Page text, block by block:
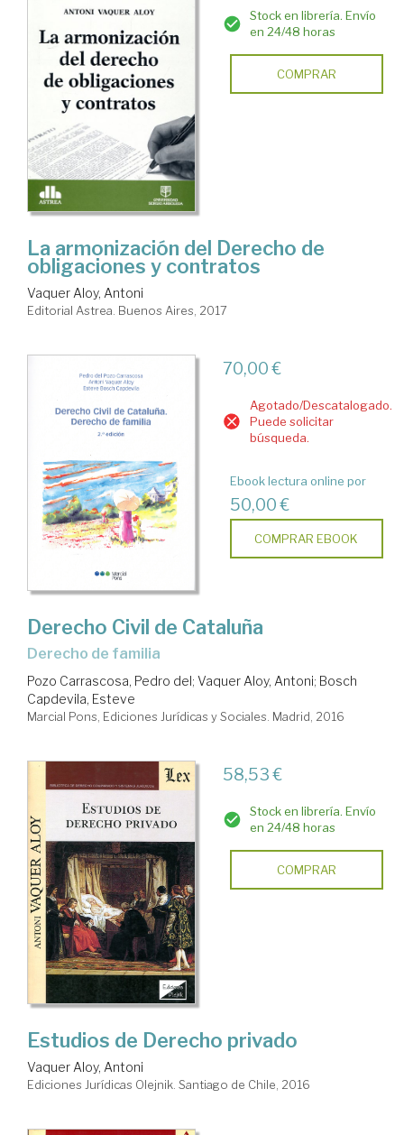
Stock en librería. Envío
en 24/48 horas
COMPRAR
La armonización del Derecho de
obligaciones y contratos
Vaquer Aloy, Antoni
Editorial Astrea. Buenos Aires, 2017
70,00 €
Agotado/Descatalogado.
Puede solicitar
búsqueda.
Ebook lectura online por
50,00 €
COMPRAR EBOOK
Derecho Civil de Cataluña
Derecho de familia
Pozo Carrascosa, Pedro del; Vaquer Aloy, Antoni; Bosch
Capdevila, Esteve
Marcial Pons, Ediciones Jurídicas y Sociales. Madrid, 2016
58,53 €
Stock en librería. Envío
en 24/48 horas
COMPRAR
Estudios de Derecho privado
Vaquer Aloy, Antoni
Ediciones Jurídicas Olejnik. Santiago de Chile, 2016